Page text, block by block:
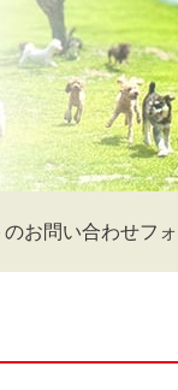
お問い合わせフ